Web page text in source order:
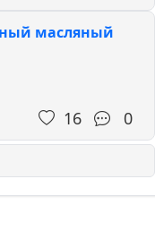
масляный
16 0